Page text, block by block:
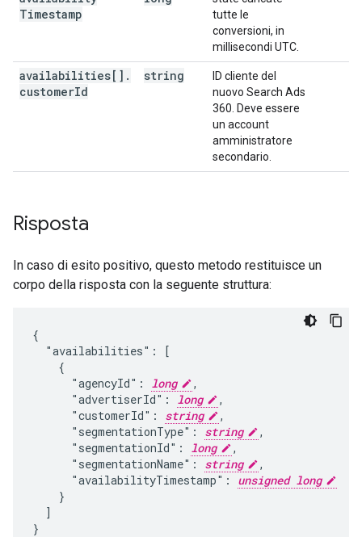
Timestamp
tutte le
conversioni, in
millisecondi UTC.
availabilities[] .
customerId
string
ID cliente del
nuovo Search Ads
360. Deve essere
un account
amministratore
secondario.
Risposta
In caso di esito positivo, questo metodo restituisce un
corpo della risposta con la seguente struttura:
{
  "availabilities": [
    {
      "agencyId":
long
,
      "advertiserId":
long
,
      "customerId":
string
,
      "segmentationType":
string
,
      "segmentationId":
long
,
      "segmentationName":
string
,
      "availabilityTimestamp":
unsigned long
    }
  ]
}